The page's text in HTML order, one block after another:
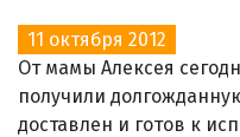
11 октября 2012
От мамы Алексея
получили
доставлен и готов к